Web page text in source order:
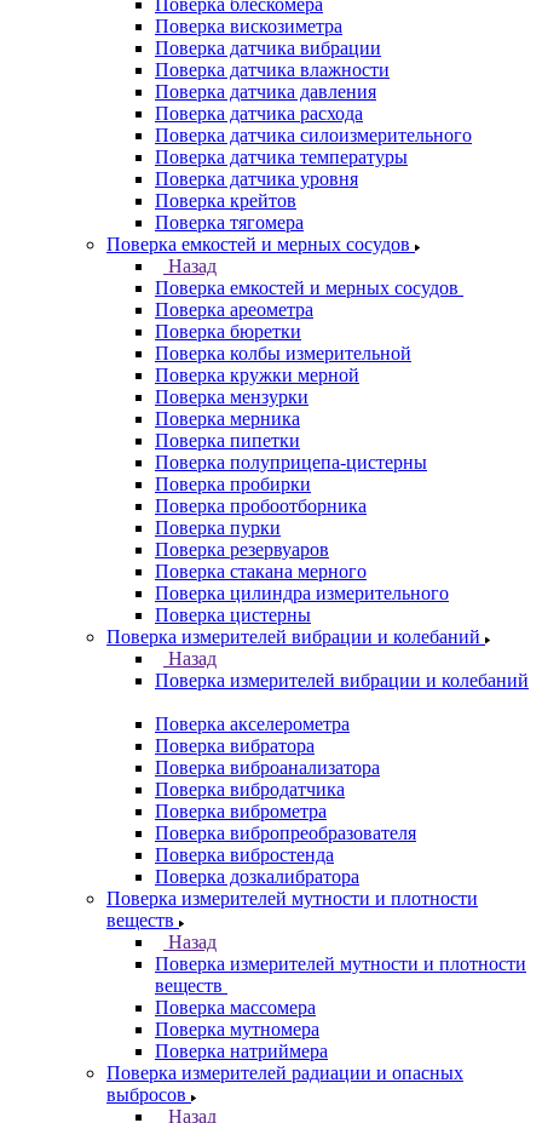
Поверка блескомера
Поверка вискозиметра
Поверка датчика вибрации
Поверка датчика влажности
Поверка датчика давления
Поверка датчика расхода
Поверка датчика силоизмерительного
Поверка датчика температуры
Поверка датчика уровня
Поверка крейтов
Поверка тягомера
Поверка емкостей и мерных сосудов
Назад
Поверка емкостей и мерных сосудов
Поверка ареометра
Поверка бюретки
Поверка колбы измерительной
Поверка кружки мерной
Поверка мензурки
Поверка мерника
Поверка пипетки
Поверка полуприцепа-цистерны
Поверка пробирки
Поверка пробоотборника
Поверка пурки
Поверка резервуаров
Поверка стакана мерного
Поверка цилиндра измерительного
Поверка цистерны
Поверка измерителей вибрации и колебаний
Назад
Поверка измерителей вибрации и колебаний
Поверка акселерометра
Поверка вибратора
Поверка виброанализатора
Поверка вибродатчика
Поверка виброметра
Поверка вибропреобразователя
Поверка вибростенда
Поверка дозкалибратора
Поверка измерителей мутности и плотности
веществ
Назад
Поверка измерителей мутности и плотности
веществ
Поверка массомера
Поверка мутномера
Поверка натриймера
Поверка измерителей радиации и опасных
выбросов
Назад